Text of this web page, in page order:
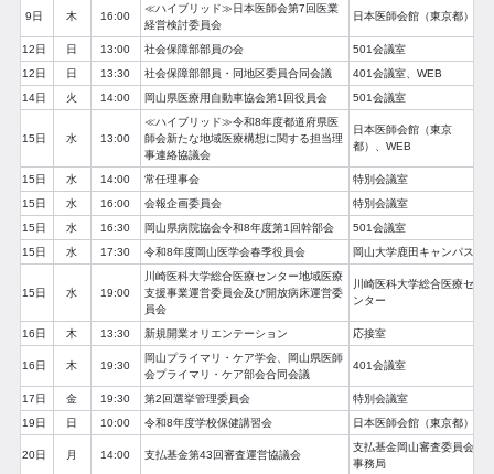
9日 木 16:00
≪ハイブリッド≫日本医師会第7回医業
経営検討委員会
日本医師会館（東京都）
12日 日 13:00 社会保障部部員の会
501会議室
12日
日 13:30 社会保障部部員・同地区委員合同会議
401会議室、WEB
14日
火 14:00 岡山県医療用自動車協会第1回役員会 501会議室
15日 水 13:00
≪ハイブリッド≫令和8年度都道府県医
師会新たな地域医療構想に関する担当理
事連絡協議会
日本医師会館（東京
都）、WEB
15日 水 14:00 常任理事会
特別会議室
15日
水 16:00 会報企画委員会
特別会議室
15日
水 16:30 岡山県病院協会令和8年度第1回幹部会
501会議室
15日
水 17:30 令和8年度岡山医学会春季役員会 岡山大学鹿田キャンパス
15日 水 19:00
川崎医科大学総合医療センター地域医療
支援事業運営委員会及び開放病床運営委
員会
川崎医科大学総合医療セ
ンター
16日 木 13:30 新規開業オリエンテーション 応接室
16日 木 19:30
岡山プライマリ・ケア学会、岡山県医師
会プライマリ・ケア部会合同会議
401会議室
17日 金 19:30 第2回選挙管理委員会
特別会議室
19日
日 10:00 令和8年度学校保健講習会 日本医師会館（東京都）
20日 月 14:00 支払基金第43回審査運営協議会
支払基金岡山審査委員会
事務局